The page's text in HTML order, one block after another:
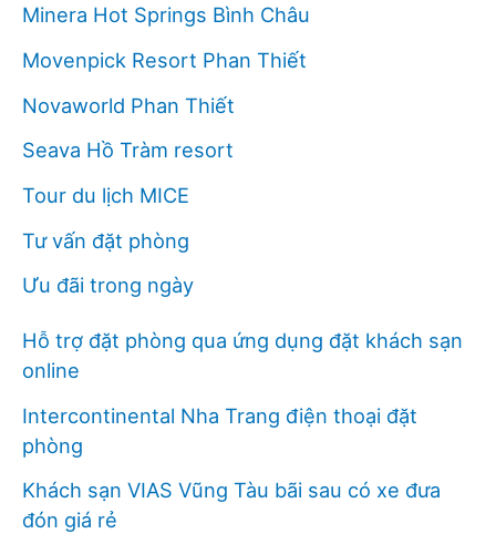
Minera Hot Springs Bình Châu
Movenpick Resort Phan Thiết
Novaworld Phan Thiết
Seava Hồ Tràm resort
Tour du lịch MICE
Tư vấn đặt phòng
Ưu đãi trong ngày
Hỗ trợ đặt phòng qua ứng dụng đặt khách sạn
online
Intercontinental Nha Trang điện thoại đặt
phòng
Khách sạn VIAS Vũng Tàu bãi sau có xe đưa
đón giá rẻ